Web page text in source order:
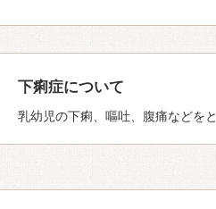
下痢症について
乳幼児の下痢、嘔吐、腹痛などを